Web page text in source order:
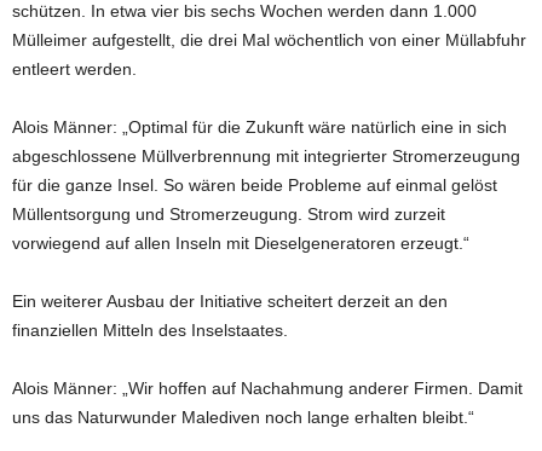
schützen. In etwa vier bis sechs Wochen werden dann 1.000
Mülleimer aufgestellt, die drei Mal wöchentlich von einer Müllabfuhr
entleert werden.
Alois Männer: „Optimal für die Zukunft wäre natürlich eine in sich
abgeschlossene Müllverbrennung mit integrierter Stromerzeugung
für die ganze Insel. So wären beide Probleme auf einmal gelöst
Müllentsorgung und Stromerzeugung. Strom wird zurzeit
vorwiegend auf allen Inseln mit Dieselgeneratoren erzeugt.“
Ein weiterer Ausbau der Initiative scheitert derzeit an den
finanziellen Mitteln des Inselstaates.
Alois Männer: „Wir hoffen auf Nachahmung anderer Firmen. Damit
uns das Naturwunder Malediven noch lange erhalten bleibt.“